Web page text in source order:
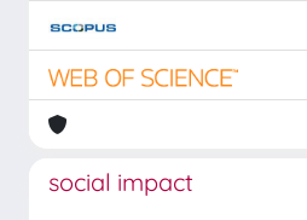
social impact